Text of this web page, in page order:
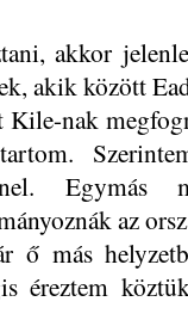
akkor
akik között
nak
Egymás
az
ő más
éreztem